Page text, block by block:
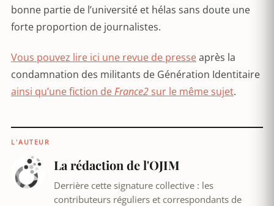
bonne partie de l’université et hélas sans doute une
forte proportion de journalistes.
Vous pouvez lire ici une revue de presseaprès la
condamnation des militants de Génération Identitaire
ainsi qu’une fiction deFrance2sur le même sujet.
L'AUTEUR
La rédaction de l'OJIM
Derrière cette signature collective : les
contributeurs réguliers et correspondants de